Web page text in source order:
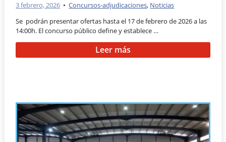
3 febrero, 2026 •Concursos-adjudicaciones, Noticias
Se podrán presentar ofertas hasta el 17 de febrero de 2026 a las
14:00h. El concurso público define y establece …
Leer más